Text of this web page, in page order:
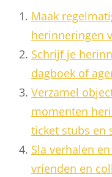
Maak
herinneringen
Schrijf je
dagboek of
Verzamel
momenten
ticket stubs en
Sla verhalen
vrienden en